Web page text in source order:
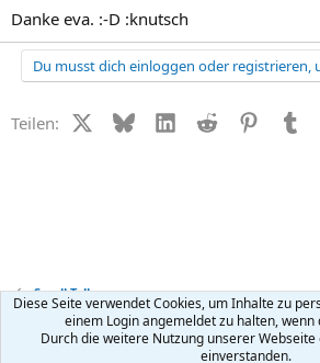
Danke eva. :-D :knutsch
Du musst dich einloggen oder registrieren,
Teilen: X (Twitter)
BlueskyLinkedIn
Reddit
Small Talk
Kontakt Nutzungsbedingungen
Diese Seite verwendet Cookies, um Inhalte zu
einem Login angemeldet zu halten,
Durch die weitere Nutzung unserer
einverstanden.